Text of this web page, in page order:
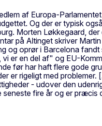
af Europa-
Og der er typisk
Morten Løkkegaard, der
på Altinget skriver
og oprør i Barcelona
er en del af" og EU-
før har haft flere gode
er rigeligt med
- udover den
fire år og er præcis